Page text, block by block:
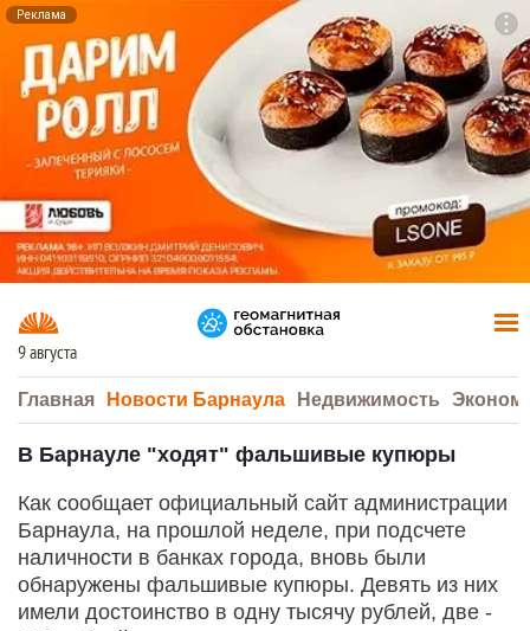
Реклама
9 августа
Главная Новости Барнаула Недвижимость
В Барнауле "ходят" фальшивые купюры
Как сообщает официальный сайт администрации
Барнаула, на прошлой неделе, при подсчете
наличности в банках города, вновь были
обнаружены фальшивые купюры. Девять из них
имели достоинство в одну тысячу рублей, две -